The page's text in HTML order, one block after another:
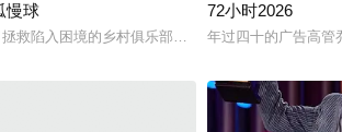
身的世界开始崩溃——谁能想到真爱竟然会藏在朋友
慢球
拯救陷入困境的乡村俱乐部，并赢得父亲的认同，一
72小时2026
年过四十的广告高管